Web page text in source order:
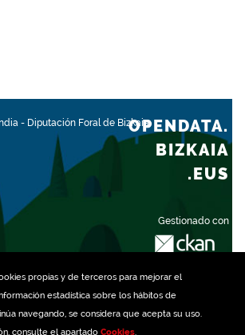
propias y de terceros para mejorar el
estadística sobre los hábitos de
navegando, se considera que acepta su uso.
consulte el apartado Cookies.
- Diputación Foral de Bizkaia
Gestionado con
OPENDATA.
BIZKAIA
.EUS